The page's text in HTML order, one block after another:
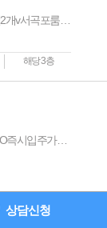
v전주포룸v베란다2개v화장실2개v서곡포룸v반려동물v남향v싱크대상태좋음
해당 3층
O서곡지구 포룸O방아주넓음O즉시입주가능O반려동물O
상담신청